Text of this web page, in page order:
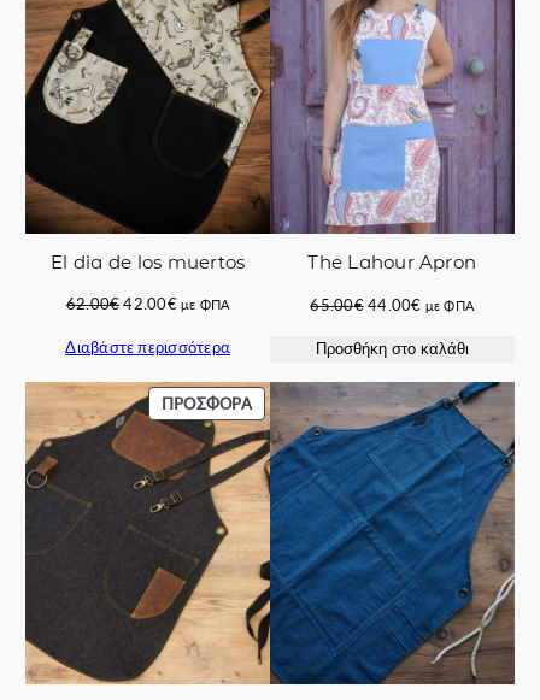
El dia de los muertos
62.00€Original
was:
42.00€Η
τιμή
42.00€.
με ΦΠΑ
Διαβάστε περισσότερα
The Lahour Apron
65.00€ Original
was:
44.00€ Η
τιμή
44.00€.
με ΦΠΑ
Προσθήκη στο καλάθι
ΠΡΟΣΦΟΡΆΠΡΟΪΌΝ
ΣΕ
ΠΡΟΣΦΟΡΆ